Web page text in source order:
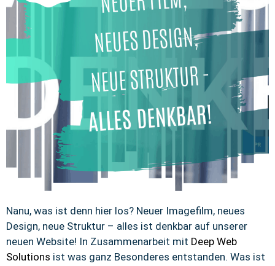
Nanu, was ist denn hier los? Neuer Imagefilm, neues
Design, neue Struktur – alles ist denkbar auf unserer
neuen Website! In Zusammenarbeit mit Deep Web
Solutions ist was ganz Besonderes entstanden. Was ist